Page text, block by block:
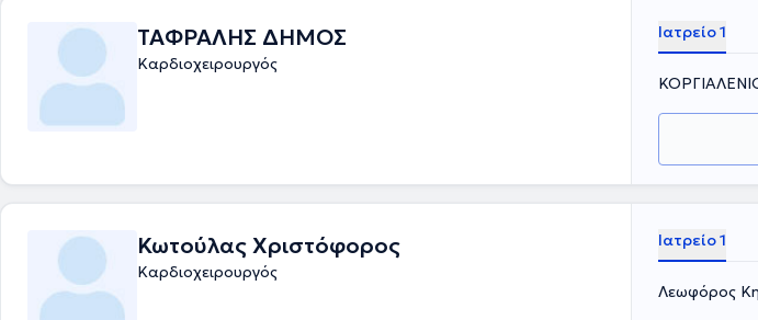
ΤΑΦΡΑΛΗΣ ΔΗΜΟΣ
Καρδιοχειρουργός
Ιατρείο 1
Κωτούλας Χριστόφορος
Καρδιοχειρουργός
Ιατρείο 1
Λεωφόρος